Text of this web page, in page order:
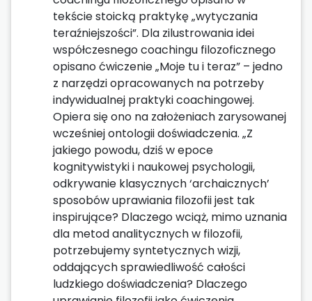
tekście stoicką praktykę „wytyczania
teraźniejszości”. Dla zilustrowania idei
współczesnego coachingu filozoficznego
opisano ćwiczenie „Moje tu i teraz” – jedno
z narzędzi opracowanych na potrzeby
indywidualnej praktyki coachingowej.
Opiera się ono na założeniach zarysowanej
wcześniej ontologii doświadczenia. „Z
jakiego powodu, dziś w epoce
kognitywistyki i naukowej psychologii,
odkrywanie klasycznych ‘archaicznych’
sposobów uprawiania filozofii jest tak
inspirujące? Dlaczego wciąż, mimo uznania
dla metod analitycznych w filozofii,
potrzebujemy syntetycznych wizji,
oddających sprawiedliwość całości
ludzkiego doświadczenia? Dlaczego